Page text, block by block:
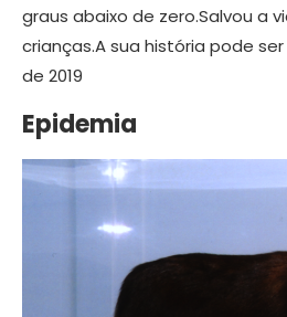
graus abaixo de zero.Salvou a
crianças.A sua história pode
de 2019
Epidemia